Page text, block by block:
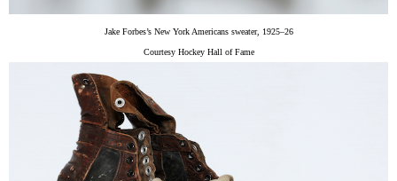
Jake Forbes’s New York Americans sweater, 1925–26
Courtesy Hockey Hall of Fame